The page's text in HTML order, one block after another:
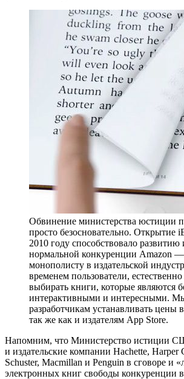
Обвинение министерства юстиции
просто безосновательно. Открытие
2010 году способствовало
нормальной конкуренции Amazon
монополисту в издательской
временем пользователи, естественно
выбирать книги, которые являются
интерактивными и интересными.
разработчикам устанавливать цены
так же как и издателям App Store.
Напомним, что Министерство истиции
и издательские компании Hachette, Harper
Schuster, Macmillan и Penguin в сговоре и
электронных книг свободы конкуренции